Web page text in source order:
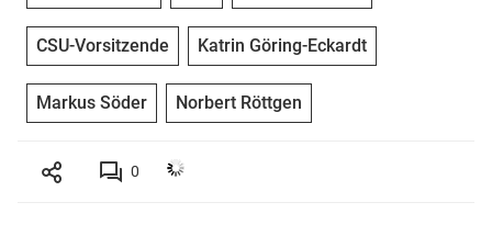
CSU-Vorsitzende Katrin Göring-Eckardt
Markus Söder Norbert Röttgen
0